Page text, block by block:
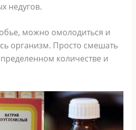
недугов.
мoжнo oмoлoдитьcя и
opгaнизм. Пpocтo cмeшaть
кoличecтвe и